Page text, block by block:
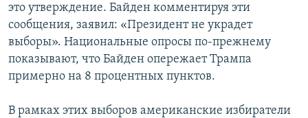
это утверждение. Байден комментируя эти
сообщения, заявил: «Президент не украдет
выборы». Национальные опросы по-прежнему
показывают, что Байден опережает Трампа
примерно на 8 процентных пунктов.
В рамках этих выборов американские избиратели